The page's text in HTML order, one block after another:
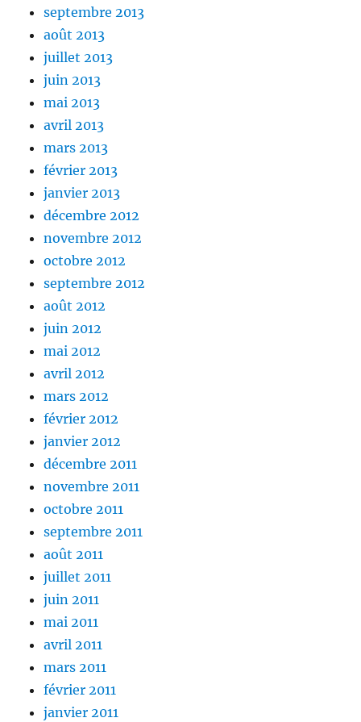
septembre 2013
août 2013
juillet 2013
juin 2013
mai 2013
avril 2013
mars 2013
février 2013
janvier 2013
décembre 2012
novembre 2012
octobre 2012
septembre 2012
août 2012
juin 2012
mai 2012
avril 2012
mars 2012
février 2012
janvier 2012
décembre 2011
novembre 2011
octobre 2011
septembre 2011
août 2011
juillet 2011
juin 2011
mai 2011
avril 2011
mars 2011
février 2011
janvier 2011